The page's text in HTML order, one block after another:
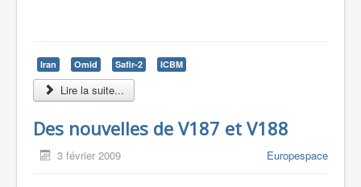
Iran Omid Safir-2 ICBM
Lire la suite...
Des nouvelles de V187 et V188
3 février 2009 Europespace